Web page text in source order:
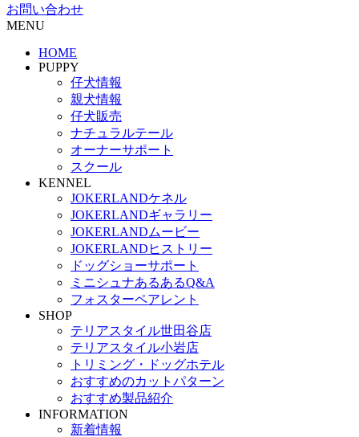
お問い合わせ
MENU
HOME
PUPPY
仔犬情報
親犬情報
仔犬販売
ナチュラルテール
オーナーサポート
スクール
KENNEL
JOKERLANDケネル
JOKERLANDギャラリー
JOKERLANDムービー
JOKERLANDヒストリー
ドッグショーサポート
ミニシュナあるあるQ&A
フォスターペアレント
SHOP
テリアスタイル世田谷店
テリアスタイル小岩店
トリミング・ドッグホテル
おすすめのカットパターン
おすすめ製品紹介
INFORMATION
新着情報